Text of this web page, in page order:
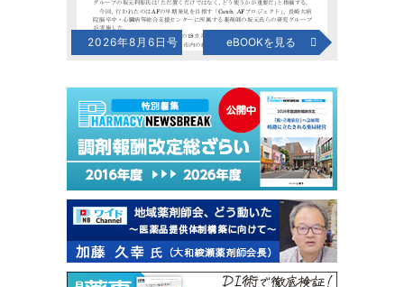
2026年8月6日号 eBOOKを見る